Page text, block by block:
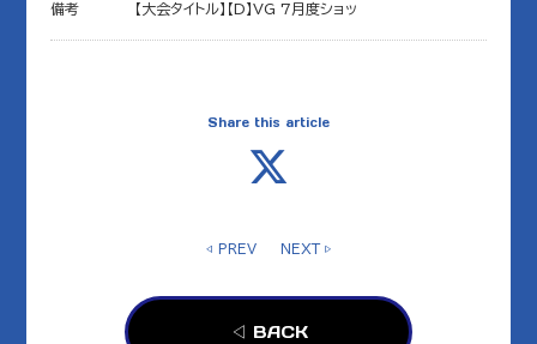
備考 【大会タイトル】【D】VG 7月度ショッ
Share this article
◁ PREV NEXT ▷
◁ BACK